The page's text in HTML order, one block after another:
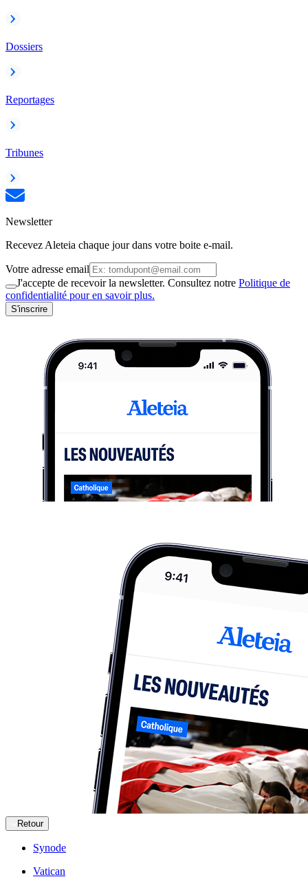
Dossiers
Reportages
Tribunes
Newsletter
Recevez Aleteia chaque jour dans votre boite e-mail.
Votre adresse email
J'accepte de recevoir la newsletter. Consultez notre Politique de
confidentialité pour en savoir plus.
S'inscrire
Retour
Synode
Vatican